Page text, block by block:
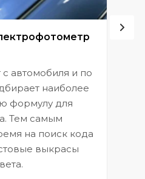
с автомобиля и по
наиболее
формулу для
Тем самым
на поиск кода
выкрасы